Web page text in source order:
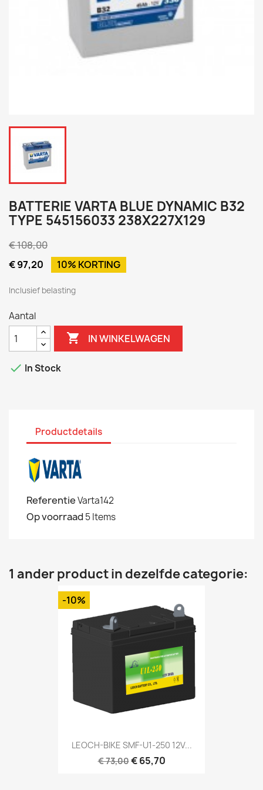
BATTERIE VARTA BLUE DYNAMIC B32
TYPE 545156033 238X227X129
€ 108,00
€ 97,20
10% KORTING
Inclusief belasting
Aantal
 IN WINKELWAGEN
 In Stock
Productdetails
ReferentieVarta142
Op voorraad 5 Items
1 ander product in dezelfde categorie:
LEOCH-BIKE SMF-U1-250 12V...
€ 73,00€ 65,70
-10%